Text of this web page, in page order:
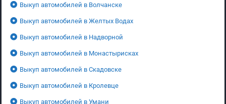
Выкуп автомобилей в Волчанске
Выкуп автомобилей в Желтых Водах
Выкуп автомобилей в Надворной
Выкуп автомобилей в Монастырисках
Выкуп автомобилей в Скадовске
Выкуп автомобилей в Кролевце
Выкуп автомобилей в Умани